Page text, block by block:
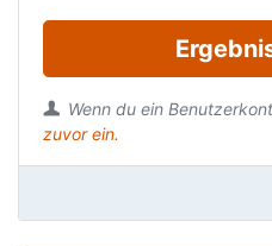
Wenn du ein
zuvor ein.